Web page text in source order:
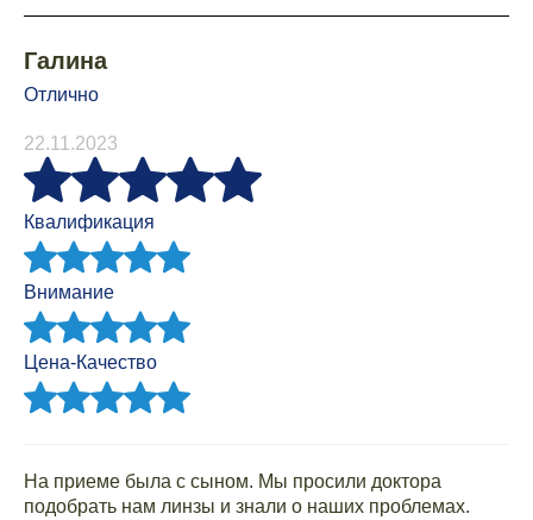
Галина
Отлично
22.11.2023
Квалификация
Внимание
Цена-Качество
На приеме была с сыном. Мы просили доктора
подобрать нам линзы и знали о наших проблемах.